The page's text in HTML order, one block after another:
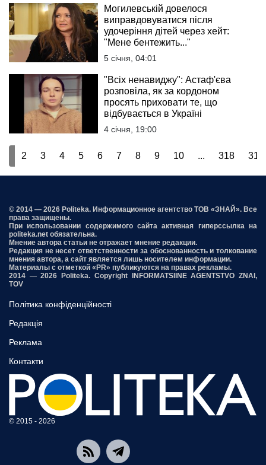
Могилевській довелося
виправдовуватися після
удочеріння дітей через хейт:
"Мене бентежить..."
5 січня, 04:01
"Всіх ненавиджу": Астаф'єва
розповіла, як за кордоном
просять приховати те, що
відбувається в Україні
4 січня, 19:00
2 3 4 5 6 7 8 9 10 ... 318 319
© 2014 — 2026 Politeka. Информационное агентство ТОВ «ЗНАЙ». Все
права защищены.
При использовании содержимого сайта активная гиперссылка на
politeka.net обязательна.
Мнение автора статьи не отражает мнение редакции.
Редакция не несет ответственности за обоснованность и толкование
мнения автора, а сайт является лишь носителем информации.
Материалы с отметкой «PR» публикуются на правах рекламы.
2014 — 2026 Politeka. Copyright INFORMATSIINE AGENTSTVO ZNAI,
TOV
Політика конфіденційності
Редакція
Реклама
Контакти
© 2015 - 2026